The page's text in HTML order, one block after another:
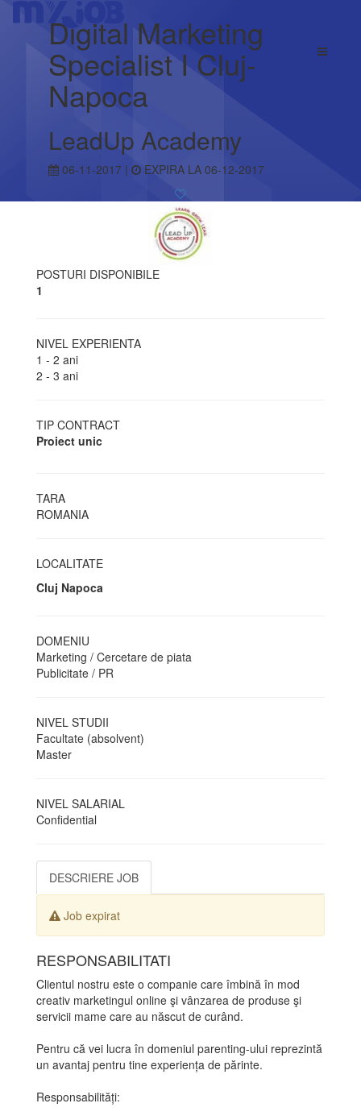
Digital Marketing
Specialist I Cluj-
Napoca
LeadUp Academy
06-11-2017 | EXPIRA LA 06-12-2017
POSTURI DISPONIBILE
1
NIVEL EXPERIENTA
1 - 2 ani
2 - 3 ani
TIP CONTRACT
Proiect unic
TARA
ROMANIA
LOCALITATE
Cluj Napoca
DOMENIU
Marketing / Cercetare de piata
Publicitate / PR
NIVEL STUDII
Facultate (absolvent)
Master
NIVEL SALARIAL
Confidential
DESCRIERE JOB
Job expirat
RESPONSABILITATI
Clientul nostru este o companie care îmbină în mod
creativ marketingul online şi vânzarea de produse şi
servicii mame care au născut de curând.
Pentru că vei lucra în domeniul parenting-ului reprezintă
un avantaj pentru tine experiența de părinte.
Responsabilități: